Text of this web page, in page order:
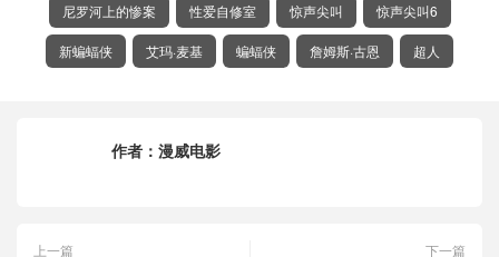
尼罗河上的惨案 性爱自修室 惊声尖叫 惊声尖叫6
新蝙蝠侠 艾玛·麦基 蝙蝠侠 詹姆斯·古恩 超人
作者： 漫威电影
上一篇 下一篇